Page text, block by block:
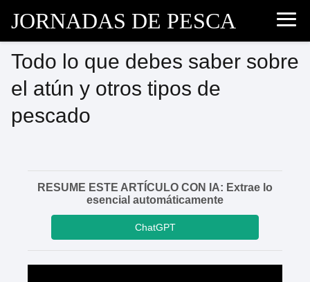
JORNADAS DE PESCA
Todo lo que debes saber sobre
el atún y otros tipos de
pescado
RESUME ESTE ARTÍCULO CON IA: Extrae lo
esencial automáticamente
ChatGPT